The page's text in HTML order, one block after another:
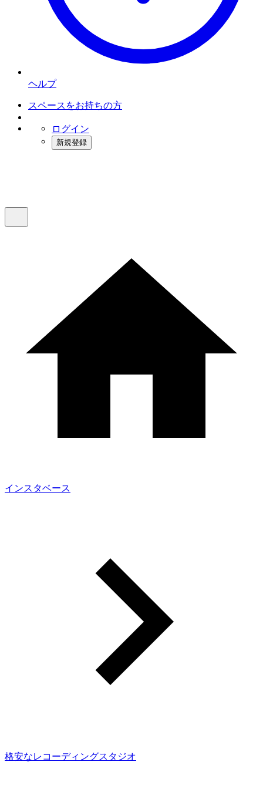
ヘルプ
スペースをお持ちの方
ログイン
新規登録
インスタベース
格安なレコーディングスタジオ